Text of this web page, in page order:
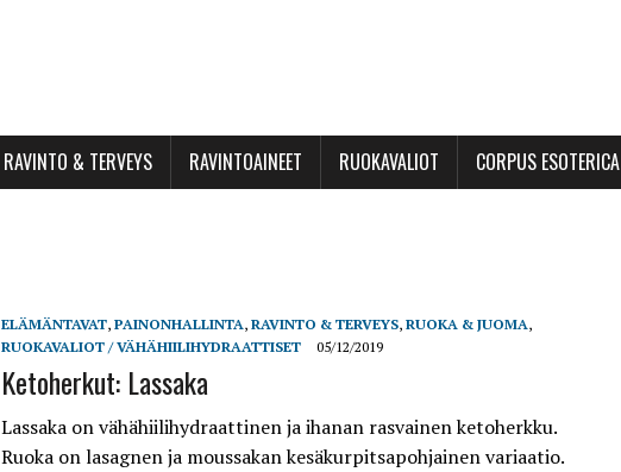
RAVINTO & TERVEYS RAVINTOAINEET RUOKAVALIOT CORPUS ESOTERICA
ELÄMÄNTAVAT, PAINONHALLINTA, RAVINTO & TERVEYS, RUOKA & JUOMA,
RUOKAVALIOT / VÄHÄHIILIHYDRAATTISET
05/12/2019
Ketoherkut: Lassaka
Lassaka on vähähiilihydraattinen ja ihanan rasvainen ketoherkku.
Ruoka on lasagnen ja moussakan kesäkurpitsapohjainen variaatio.